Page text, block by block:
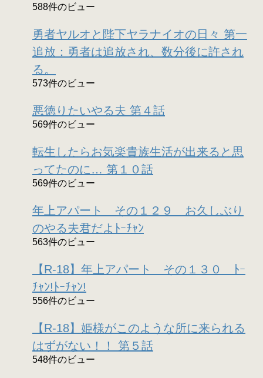
588件のビュー
勇者ヤルオと陛下ヤラナイオの日々 第一
追放：勇者は追放され、数分後に許され
る。
573件のビュー
悪徳りたいやる夫 第４話
569件のビュー
転生したらお気楽貴族生活が出来ると思
ってたのに… 第１０話
569件のビュー
年上アパート その１２９ お久しぶり
のやる夫君だよﾄｰﾁｬﾝ
563件のビュー
【R-18】年上アパート その１３０ ﾄｰ
ﾁｬﾝ!ﾄｰﾁｬﾝ!
556件のビュー
【R-18】姫様がこのような所に来られる
はずがない！！ 第５話
548件のビュー